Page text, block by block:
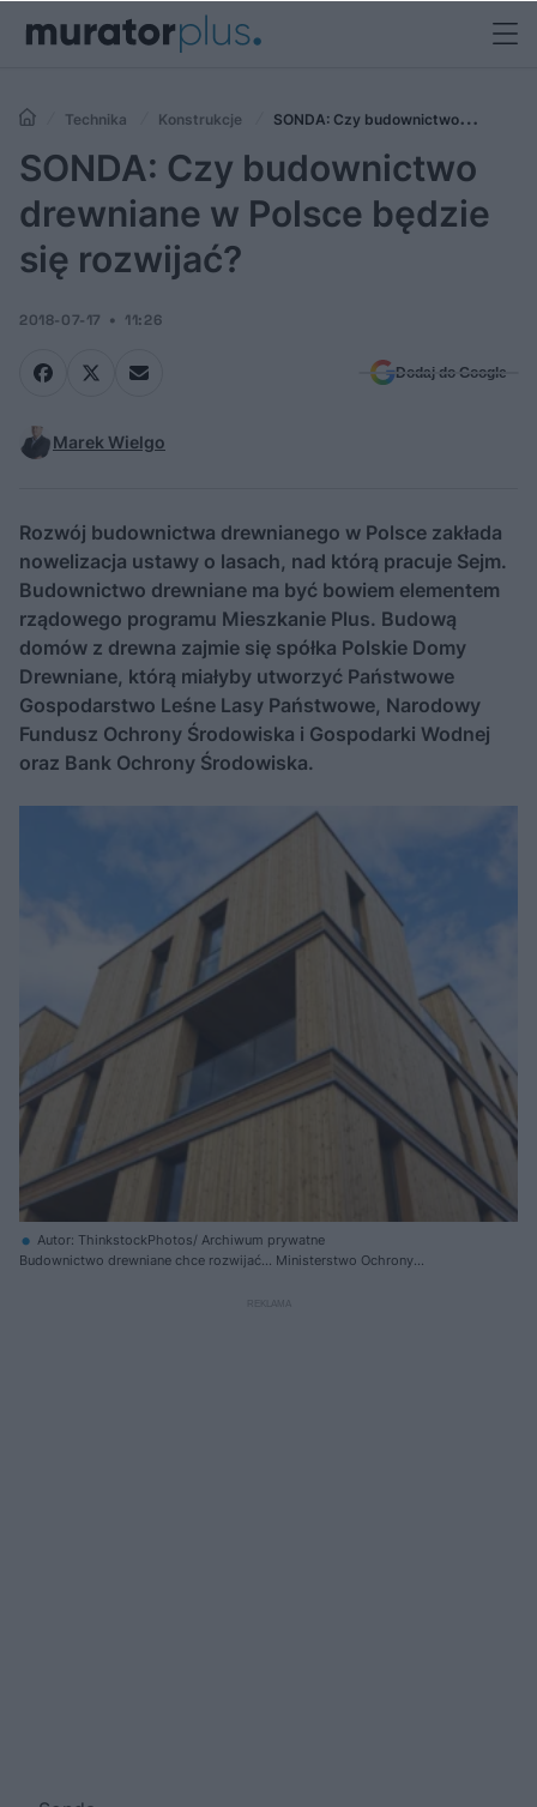
Technika Konstrukcje
SONDA: Czy budownictwo
drewniane w Polsce będzie się rozwijać?
SONDA: Czy budownictwo
drewniane w Polsce będzie
się rozwijać?
2018-07-17 11:26
Dodaj do Google
Marek Wielgo
Rozwój budownictwa drewnianego w Polsce zakłada
nowelizacja ustawy o lasach, nad którą pracuje Sejm.
Budownictwo drewniane ma być bowiem elementem
rządowego programu Mieszkanie Plus. Budową
domów z drewna zajmie się spółka Polskie Domy
Drewniane, którą miałyby utworzyć Państwowe
Gospodarstwo Leśne Lasy Państwowe, Narodowy
Fundusz Ochrony Środowiska i Gospodarki Wodnej
oraz Bank Ochrony Środowiska.
Autor: ThinkstockPhotos/ Archiwum prywatne
Budownictwo drewniane chce rozwijać... Ministerstwo Ochrony